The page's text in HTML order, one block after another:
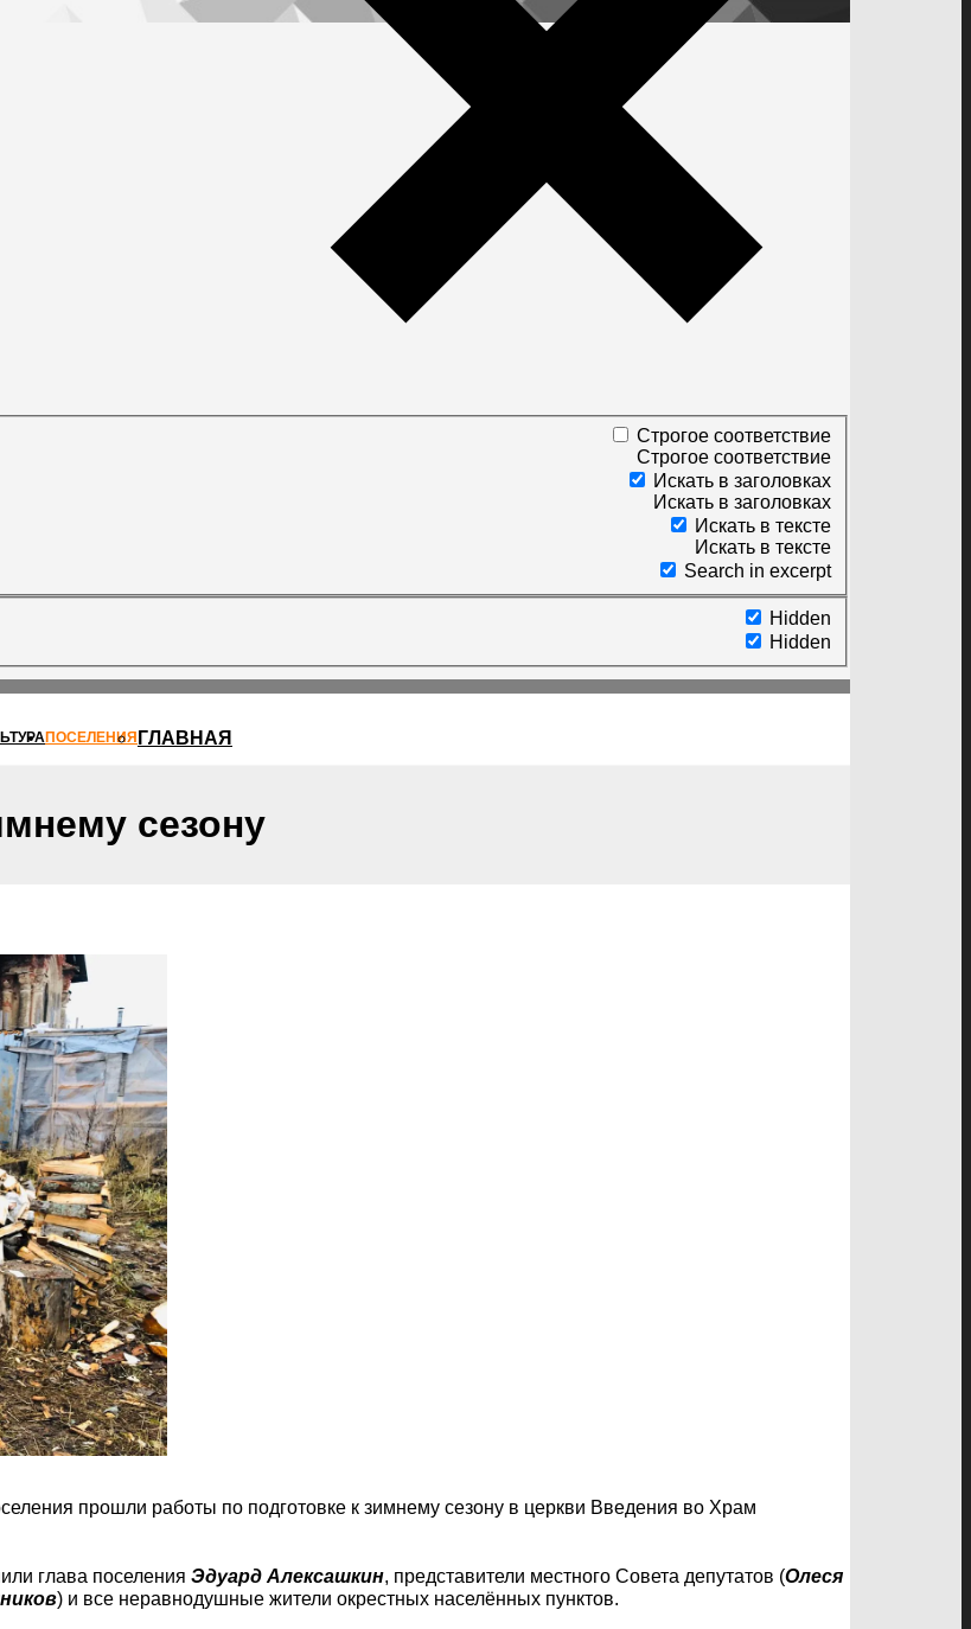
Строгое соответствие
Строгое соответствие
Искать в заголовках
Искать в заголовках
Искать в тексте
Искать в тексте
Search in excerpt
Hidden
Hidden
ПОСЕЛЕНИЯ ГЛАВНАЯ
сезону
прошли работы по подготовке к зимнему сезону в церкви Введения во Храм
глава поселения Эдуард Алексашкин, представители местного Совета депутатов (Олеся
) и все неравнодушные жители окрестных населённых пунктов.